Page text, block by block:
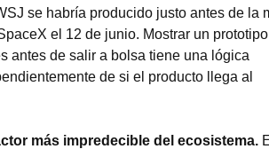
se habría producido justo antes de la
el 12 de junio. Mostrar un
antes de salir a bolsa tiene una lógica
de si el producto llega al
más impredecible del ecosistema.